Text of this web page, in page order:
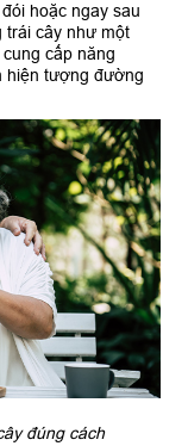
hoặc ngay sau
trái cây như một
cấp năng
hiện tượng đường
đúng cách